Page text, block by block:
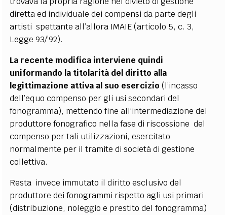
diretta ed individuale dei compensi da parte degli
artisti spettante all’allora IMAIE (articolo 5, c. 3,
Legge 93/’92).
La recente modifica interviene quindi
uniformando la titolarità del diritto alla
legittimazione attiva al suo esercizio (l’incasso
dell’equo compenso per gli usi secondari del
fonogramma), mettendo fine all’intermediazione del
produttore fonografico nella fase di riscossione del
compenso per tali utilizzazioni, esercitato
normalmente per il tramite di società di gestione
collettiva.
Resta invece immutato il diritto esclusivo del
produttore dei fonogrammi rispetto agli usi primari
(distribuzione, noleggio e prestito del fonogramma)